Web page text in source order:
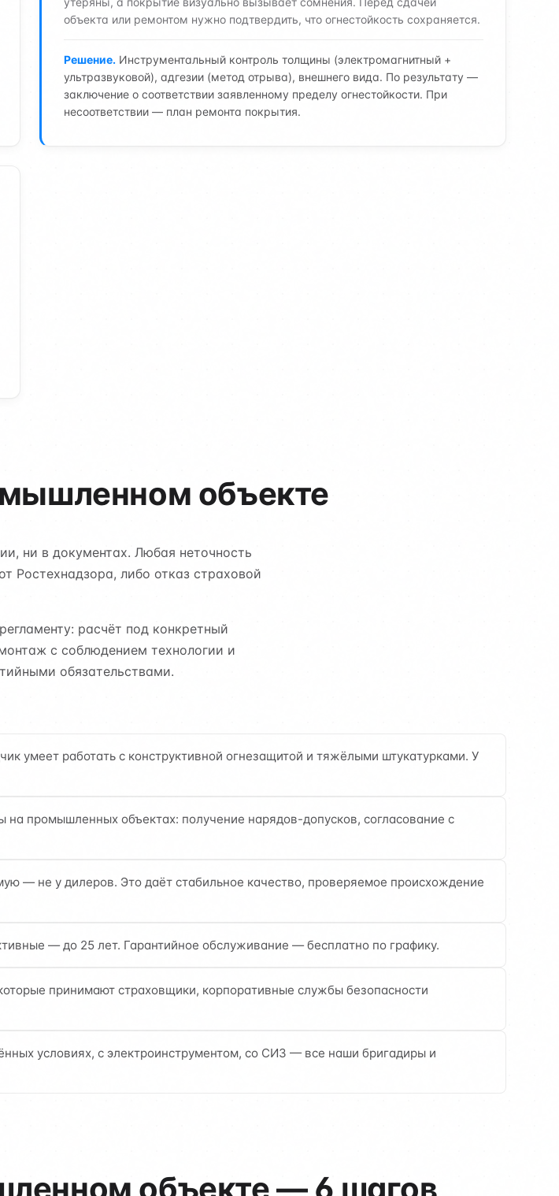
объекта или ремонтом нужно подтвердить, что огнестойкость сохраняется.
Решение. Инструментальный контроль толщины (электромагнитный +
ультразвуковой), адгезии (метод отрыва), внешнего вида. По результату —
заключение о соответствии заявленному пределу огнестойкости. При
несоответствии — план ремонта покрытия.
объекте
ни в документах. Любая неточность
Ростехнадзора, либо отказ страховой
расчёт под конкретный
с соблюдением технологии и
обязательствами.
умеет работать с конструктивной огнезащитой и тяжёлыми штукатурками. У
на промышленных объектах: получение нарядов-допусков, согласование с
— не у дилеров. Это даёт стабильное качество, проверяемое происхождение
— до 25 лет. Гарантийное обслуживание — бесплатно по графику.
принимают страховщики, корпоративные службы безопасности
условиях, с электроинструментом, со СИЗ — все наши бригадиры и